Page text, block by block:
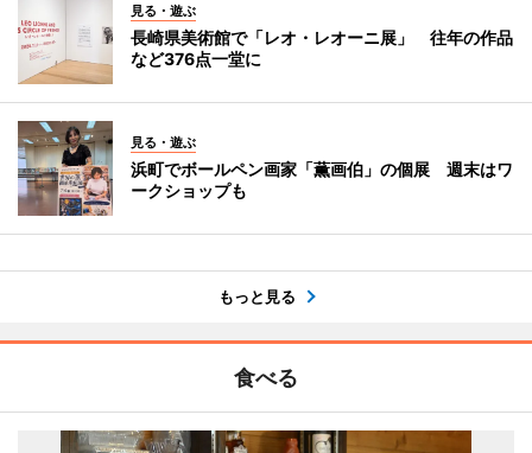
見る・遊ぶ
長崎県美術館で「レオ・レオーニ展」 往年の作品
など376点一堂に
見る・遊ぶ
浜町でボールペン画家「薫画伯」の個展 週末はワ
ークショップも
もっと見る
食べる